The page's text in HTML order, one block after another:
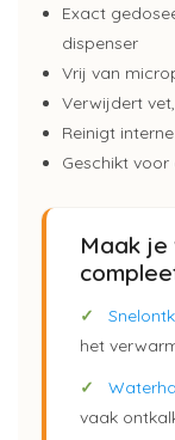
Exact
dispenser
Vrij van
Verwijdert
Reinigt
Geschikt
Maak
✓
het
✓
vaak